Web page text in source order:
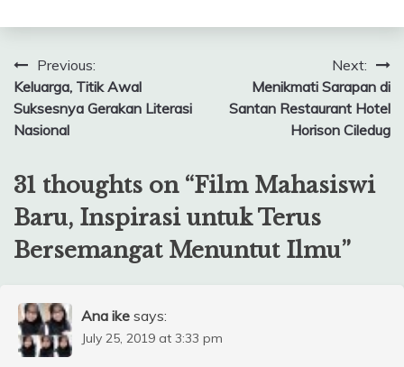
Post
navigation
Previous:
Keluarga, Titik Awal
Suksesnya Gerakan Literasi
Nasional
Next:
Menikmati Sarapan di
Santan Restaurant Hotel
Horison Ciledug
31 thoughts on “Film Mahasiswi
Baru, Inspirasi untuk Terus
Bersemangat Menuntut Ilmu”
Ana ike says:
July 25, 2019 at 3:33 pm